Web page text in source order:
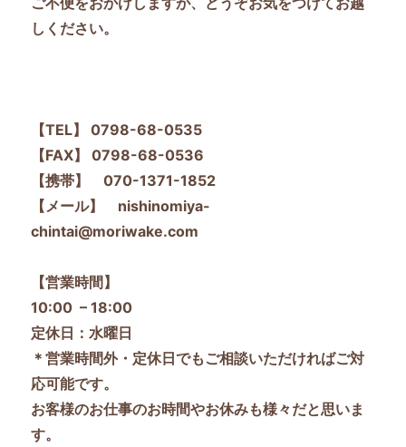
しください。
【TEL】 0798-68-0535
【FAX】 0798-68-0536
【携帯】 070-1371-1852
【メール】 nishinomiya-
chintai@moriwake.com
【営業時間】
10:00 – 18:00
定休日：水曜日
＊営業時間外・定休日でもご相談いただければご対
応可能です。
お客様のお仕事のお時間やお休みも様々だと思いま
す。